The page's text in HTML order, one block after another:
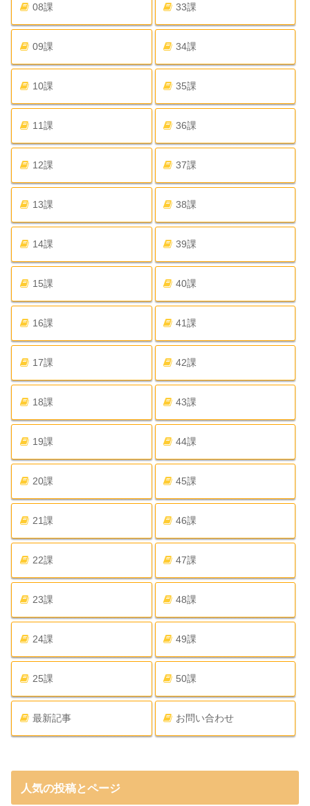
08課 33課
09課 34課
10課 35課
11課 36課
12課 37課
13課 38課
14課 39課
15課 40課
16課 41課
17課 42課
18課 43課
19課 44課
20課 45課
21課 46課
22課 47課
23課 48課
24課 49課
25課 50課
最新記事 お問い合わせ
人気の投稿とページ